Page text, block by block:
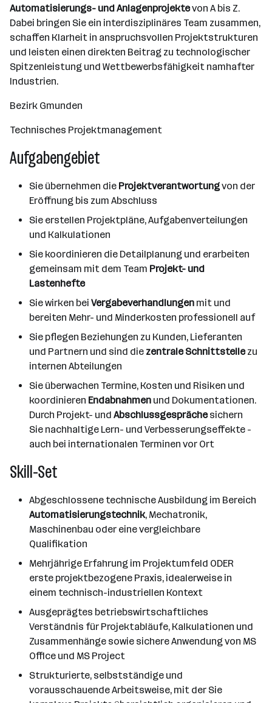
Automatisierungs- und Anlagenprojektevon A bis Z.
Dabei bringen Sie ein interdisziplinäres Team zusammen,
schaffen Klarheit in anspruchsvollen Projektstrukturen
und leisten einen direkten Beitrag zu technologischer
Spitzenleistung und Wettbewerbsfähigkeit namhafter
Industrien.
Bezirk Gmunden
Technisches Projektmanagement
Aufgabengebiet
Sie übernehmen die Projektverantwortungvon der
Eröffnung bis zum Abschluss
Sie erstellen Projektpläne, Aufgabenverteilungen
und Kalkulationen
Sie koordinieren die Detailplanung und erarbeiten
gemeinsam mit dem Team Projekt- und
Lastenhefte
Sie wirken bei Vergabeverhandlungen mit und
bereiten Mehr- und Minderkosten professionell auf
Sie pflegen Beziehungen zu Kunden, Lieferanten
und Partnern und sind die zentrale Schnittstellezu
internen Abteilungen
Sie überwachen Termine, Kosten und Risiken und
koordinieren Endabnahmen und Dokumentationen.
Durch Projekt- und Abschlussgesprächesichern
Sie nachhaltige Lern- und Verbesserungseffekte -
auch bei internationalen Terminen vor Ort
Skill-Set
Abgeschlossene technische Ausbildung im Bereich
Automatisierungstechnik, Mechatronik,
Maschinenbau oder eine vergleichbare
Qualifikation
Mehrjährige Erfahrung im Projektumfeld ODER
erste projektbezogene Praxis, idealerweise in
einem technisch-industriellen Kontext
Ausgeprägtes betriebswirtschaftliches
Verständnis für Projektabläufe, Kalkulationen und
Zusammenhänge sowie sichere Anwendung von MS
Office und MS Project
Strukturierte, selbstständige und
vorausschauende Arbeitsweise, mit der Sie